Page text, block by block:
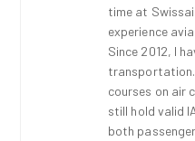
time at
experience
Since 2012, I
transportation.
courses on air
still hold valid
both